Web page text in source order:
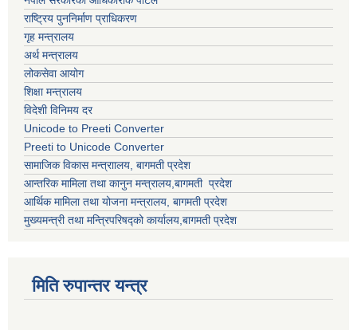
राष्ट्रिय पुननिर्माण प्राधिकरण
गृह मन्त्रालय
अर्थ मन्त्रालय
लोकसेवा आयोग
शिक्षा मन्त्रालय
विदेशी विनिमय दर
Unicode to Preeti Converter
Preeti to Unicode Converter
सामाजिक विकास मन्त्राालय, बागमती प्रदेश
आन्तरिक मामिला तथा कानुन मन्त्रालय,बागमती प्रदेश
आर्थिक मामिला तथा योजना मन्त्रालय, बागमती प्रदेश
मुख्यमन्त्री तथा मन्त्रिपरिषद्को कार्यालय,बागमती प्रदेश
मिति रुपान्तर यन्त्र